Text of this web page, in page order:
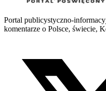
Portal publicystyczno-
komentarze o Polsce, świecie,